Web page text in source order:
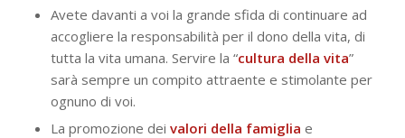
Avete davanti a voi la grande sfida di continuare ad
accogliere la responsabilità per il dono della vita, di
tutta la vita umana. Servire la “cultura della vita”
sarà sempre un compito attraente e stimolante per
ognuno di voi.
La promozione dei valori della famiglia e